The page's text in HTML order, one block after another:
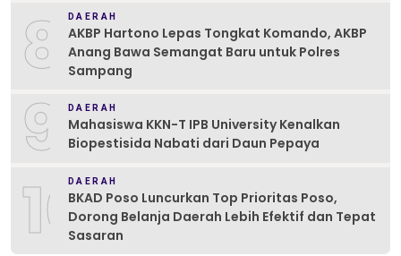
8 DAERAH
AKBP Hartono Lepas Tongkat Komando, AKBP
Anang Bawa Semangat Baru untuk Polres
Sampang
9 DAERAH
Mahasiswa KKN-T IPB University Kenalkan
Biopestisida Nabati dari Daun Pepaya
10DAERAH
BKAD Poso Luncurkan Top Prioritas Poso,
Dorong Belanja Daerah Lebih Efektif dan Tepat
Sasaran